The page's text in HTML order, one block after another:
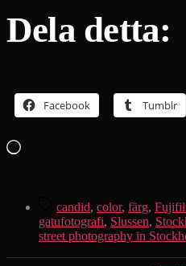
Dela detta:
Facebook Tumblr
Laddar
Etiketter
candid, color, färg,
gatufotografi, Slussen,
street photography in